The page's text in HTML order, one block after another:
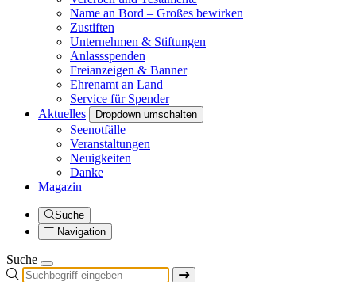
Name an Bord – Großes bewirken
Zustiften
Unternehmen & Stiftungen
Anlassspenden
Freianzeigen & Banner
Ehrenamt an Land
Service für Spender
Aktuelles
Dropdown umschalten
Seenotfälle
Veranstaltungen
Neuigkeiten
Danke
Magazin
Suche
Navigation
Suche